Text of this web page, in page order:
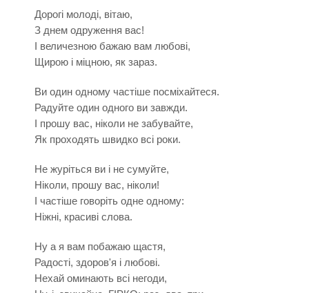
Дорогі молоді, вітаю,
З днем одруження вас!
І величезною бажаю вам любові,
Щирою і міцною, як зараз.
Ви один одному частіше посміхайтеся.
Радуйте один одного ви завжди.
І прошу вас, ніколи не забувайте,
Як проходять швидко всі роки.
Не журіться ви і не сумуйте,
Ніколи, прошу вас, ніколи!
І частіше говоріть одне одному:
Ніжні, красиві слова.
Ну а я вам побажаю щастя,
Радості, здоров'я і любові.
Нехай оминають всі негоди,